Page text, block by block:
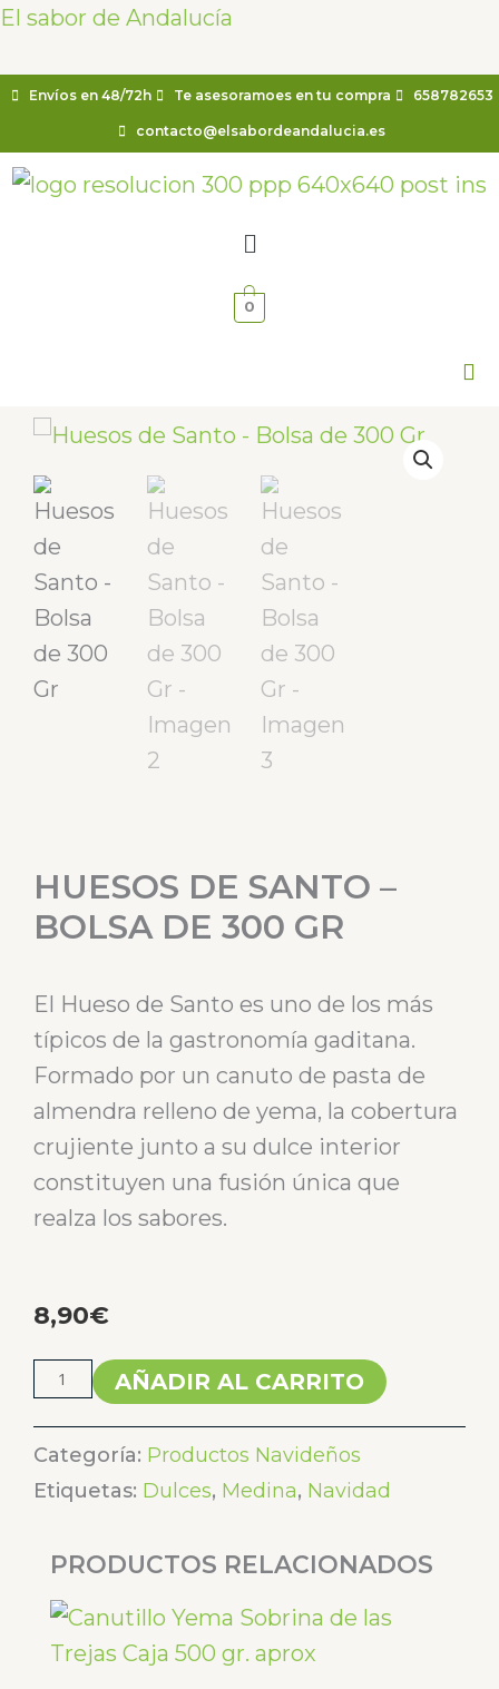
Ir
contenido
El sabor de Andalucía
Envíos en 48/72h Te asesoramoes en tu compra 658782653
contacto@elsabordeandalucia.es
Menú
0
HUESOS DE SANTO –
BOLSA DE 300 GR
El Hueso de Santo es uno de los más
típicos de la gastronomía gaditana.
Formado por un canuto de pasta de
almendra relleno de yema, la cobertura
crujiente junto a su dulce interior
constituyen una fusión única que
realza los sabores.
8,90€
Huesos
Santo
-
de
Gr
cantidad
AÑADIR AL CARRITO
Categoría: Productos Navideños
Etiquetas: Dulces, Medina, Navidad
PRODUCTOS RELACIONADOS